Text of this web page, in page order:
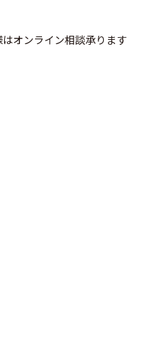
オンライン相談承ります